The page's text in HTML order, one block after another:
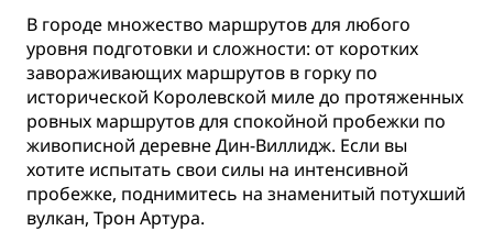
В городе множество маршрутов для любого
уровня подготовки и сложности: от коротких
завораживающих маршрутов в горку по
исторической Королевской миле до протяженных
ровных маршрутов для спокойной пробежки по
живописной деревне Дин-Виллидж. Если вы
хотите испытать свои силы на интенсивной
пробежке, поднимитесь на знаменитый потухший
вулкан, Трон Артура.